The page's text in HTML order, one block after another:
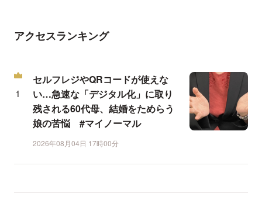
アクセスランキング
セルフレジやQRコードが使えな
い…急速な「デジタル化」に取り
残される60代母、結婚をためらう
娘の苦悩 #マイノーマル
2026年08月04日 17時00分